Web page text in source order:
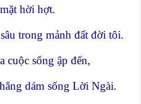
hời hợt.
trong mảnh đất đời tôi.
cuộc sống ập đến,
dám sống Lời Ngài.